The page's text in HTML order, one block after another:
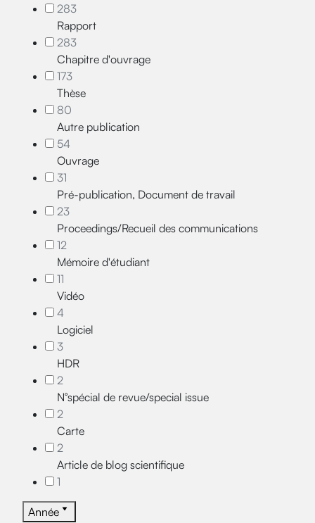
283
Rapport
283
Chapitre d'ouvrage
173
Thèse
80
Autre publication
54
Ouvrage
31
Pré-publication, Document de travail
23
Proceedings/Recueil des communications
12
Mémoire d'étudiant
11
Vidéo
4
Logiciel
3
HDR
2
N°spécial de revue/special issue
2
Carte
2
Article de blog scientifique
1
Année